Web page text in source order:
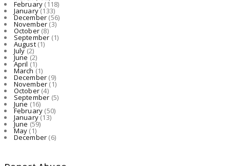
February (118)
January(133)
December (56)
November (3)
October (8)
September (1)
August(1)
July(2)
June(2)
April (1)
March (1)
December (9)
November (1)
October (4)
September (5)
June (16)
February (50)
January(13)
June (59)
May (1)
December (6)